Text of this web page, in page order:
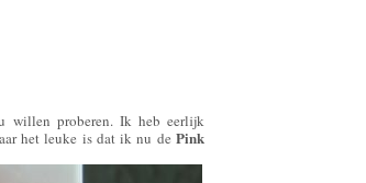
willen proberen. Ik heb eerlijk
het leuke is dat ik nu de Pink